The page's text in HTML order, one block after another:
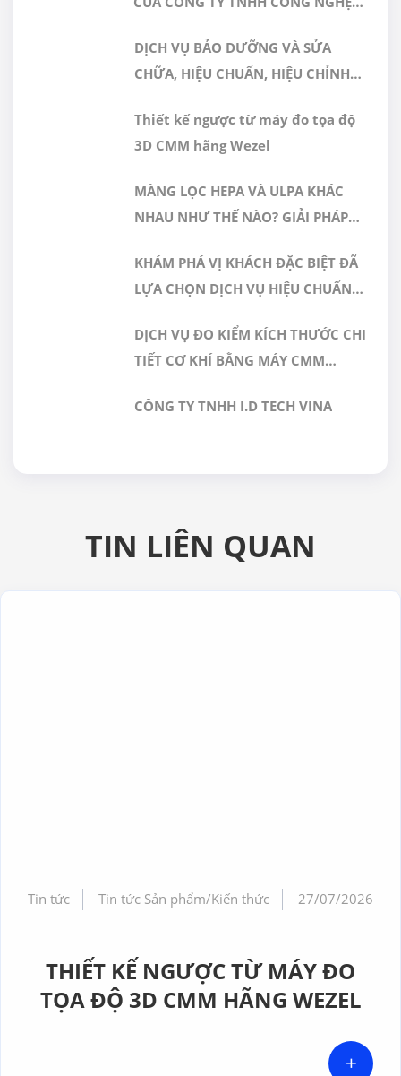
NHẬN ĐÁP ỨNG TIÊU CHUẨN
ISO/IEC 17025:2017
DỊCH VỤ BẢO DƯỠNG VÀ SỬA
CHỮA, HIỆU CHUẨN, HIỆU CHỈNH
Thiết kế ngược từ máy đo tọa độ
3D CMM hãng Wezel
MÀNG LỌC HEPA VÀ ULPA KHÁC
NHAU NHƯ THẾ NÀO? GIẢI PHÁP
DƯỢC PHẨM
KHÁM PHÁ VỊ KHÁCH ĐẶC BIỆT ĐÃ
LỰA CHỌN DỊCH VỤ HIỆU CHUẨN
DỊCH VỤ ĐO KIỂM KÍCH THƯỚC CHI
TIẾT CƠ KHÍ BẰNG MÁY CMM
VIỆT NAM
CÔNG TY TNHH I.D TECH VINA
TIN LIÊN QUAN
Tin tức Tin tức Sản phẩm/Kiến thức 27/07/2026
THIẾT KẾ NGƯỢC TỪ MÁY ĐO
TỌA ĐỘ 3D CMM HÃNG WEZEL
+